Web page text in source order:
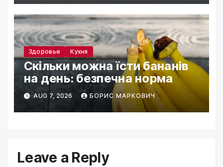
Здоровье Кухня
Скільки можна їсти бананів
на день: безпечна норма
AUG 7, 2026 БОРИС МАРКОВИЧ
Leave a Reply